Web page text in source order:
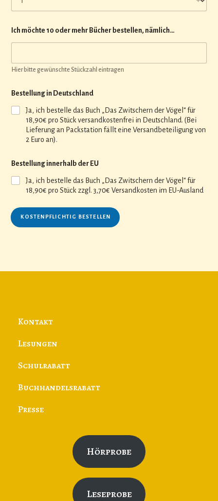
Ich möchte 10 oder mehr Bücher bestellen, nämlich…
Hier bitte gewünschte Stückzahl eintragen
Bestellung in Deutschland
Ja, ich bestelle das Buch „Das Zwitschern der Vögel“ für
18,90€ pro Stück versandkostenfrei in Deutschland. (Bei
Lieferung an Packstation fällt eine Versandbeteiligung von
2 Euro an).
Bestellung innerhalb der EU
Ja, ich bestelle das Buch „Das Zwitschern der Vögel“ für
18,90€ pro Stück zzgl. 3,70€ Versandkosten im EU-Ausland
KOSTENPFLICHTIG BESTELLEN
Kontakt
Lesungen
Schulrabatt
Buchhandelsrabatt
Presse
Hörprobe
Leseprobe